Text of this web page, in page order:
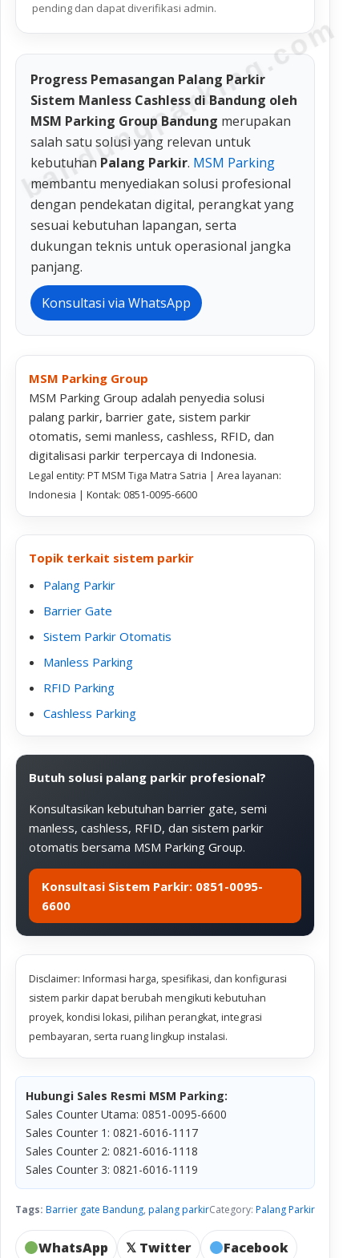
pending dan dapat diverifikasi admin.
Progress Pemasangan Palang Parkir
Sistem Manless Cashless di Bandung oleh
MSM Parking Group Bandung merupakan
salah satu solusi yang relevan untuk
kebutuhan Palang Parkir. MSM Parking
membantu menyediakan solusi profesional
dengan pendekatan digital, perangkat yang
sesuai kebutuhan lapangan, serta
dukungan teknis untuk operasional jangka
panjang.
Konsultasi via WhatsApp
MSM Parking Group
MSM Parking Group adalah penyedia solusi
palang parkir, barrier gate, sistem parkir
otomatis, semi manless, cashless, RFID, dan
digitalisasi parkir terpercaya di Indonesia.
Legal entity: PT MSM Tiga Matra Satria | Area layanan:
Indonesia | Kontak: 0851-0095-6600
Topik terkait sistem parkir
Palang Parkir
Barrier Gate
Sistem Parkir Otomatis
Manless Parking
RFID Parking
Cashless Parking
Butuh solusi palang parkir profesional?
Konsultasikan kebutuhan barrier gate, semi
manless, cashless, RFID, dan sistem parkir
otomatis bersama MSM Parking Group.
Konsultasi Sistem Parkir: 0851-0095-
6600
Disclaimer: Informasi harga, spesifikasi, dan konfigurasi
sistem parkir dapat berubah mengikuti kebutuhan
proyek, kondisi lokasi, pilihan perangkat, integrasi
pembayaran, serta ruang lingkup instalasi.
Hubungi Sales Resmi MSM Parking:
Sales Counter Utama: 0851-0095-6600
Sales Counter 1: 0821-6016-1117
Sales Counter 2: 0821-6016-1118
Sales Counter 3: 0821-6016-1119
Tags: Barrier gate Bandung, palang parkirCategory: Palang Parkir
WhatsApp 𝕏 Twitter Facebook
bandungparking.com